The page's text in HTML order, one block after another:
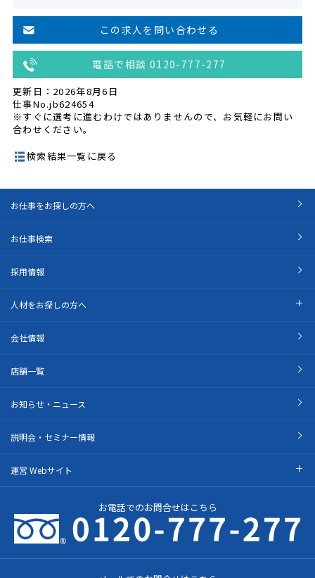
この求人を問い合わせる
電話で相談 0120-777-277
更新日：2026年8月6日
仕事No.jb624654
※すぐに選考に進むわけではありませんので、お気軽にお問い
合わせください。
検索結果一覧に戻る
お仕事をお探しの方へ
お仕事検索
採用情報
人材をお探しの方へ
会社情報
店舗一覧
お知らせ・ニュース
説明会・セミナー情報
運営 Webサイト
お電話でのお問合せはこちら